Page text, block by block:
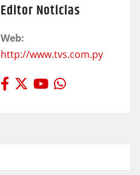
Editor Noticias
Web:
http://www.tvs.com.py